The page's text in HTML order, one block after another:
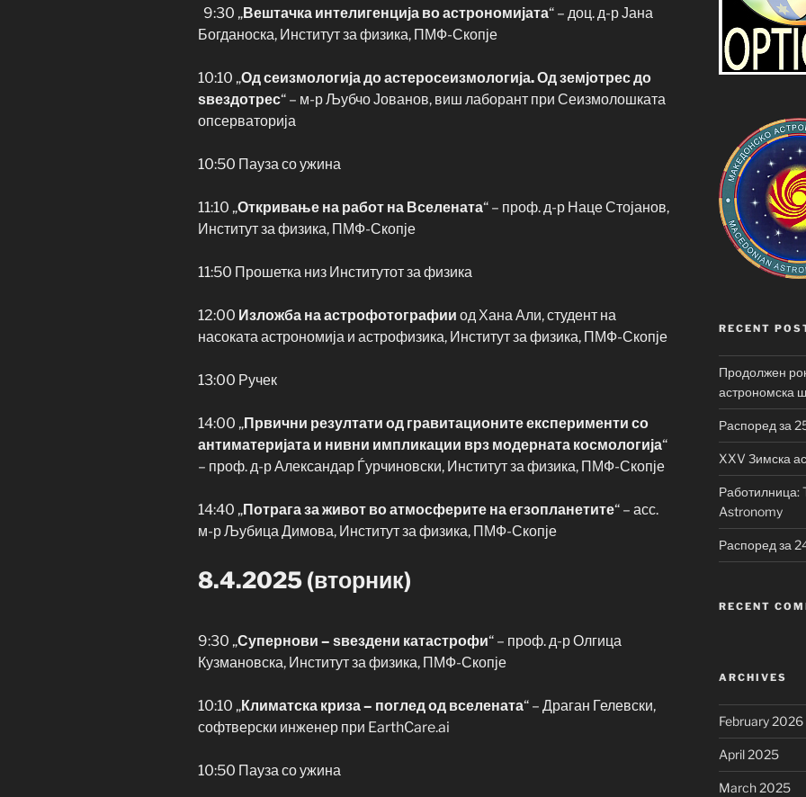
9:30 „Вештачка интелигенција во астрономијата“ – доц. д-р Јана
Богданоска, Институт за физика, ПМФ-Скопје
10:10 „Од сеизмологија до астеросеизмологија. Од земјотрес до
ѕвездотрес“ – м-р Љубчо Јованов, виш лаборант при Сеизмолошката
опсерваторија
10:50 Пауза со ужина
11:10 „Откривање на работ на Вселената“ – проф. д-р Наце Стојанов,
Институт за физика, ПМФ-Скопје
11:50 Прошетка низ Институтот за физика
12:00 Изложба на астрофотографии од Хана Али, студент на
насоката астрономија и астрофизика, Институт за физика, ПМФ-Скопје
13:00 Ручек
14:00 „Првични резултати од гравитационите експерименти со
антиматеријата и нивни импликации врз модерната космологија“
– проф. д-р Александар Ѓурчиновски, Институт за физика, ПМФ-Скопје
14:40 „Потрага за живот во атмосферите на егзопланетите“ – асс.
м-р Љубица Димова, Институт за физика, ПМФ-Скопје
8.4.2025 (вторник)
9:30 „Супернови – ѕвездени катастрофи“ – проф. д-р Олгица
Кузмановска, Институт за физика, ПМФ-Скопје
10:10 „Климатска криза – поглед од вселената“ – Драган Гелевски,
софтверски инженер при EarthCare.ai
10:50 Пауза со ужина
RECENT
Продолжен
астрономска
Распоред за
XXV Зимска
Работилница:
Astronomy
Распоред за
RECENT
ARCHIVES
February 2026
April 2025
March 2025